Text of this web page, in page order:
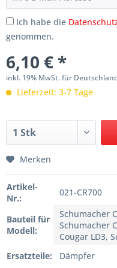
Ich habe die
genommen.
6,10 € *
inkl. 19% MwSt. für
Lieferzeit: 3-7 Tage
Merken
Artikel-
Nr.:
021-CR700
Bauteil für
Modell:
Schumacher
Schumacher
Cougar LD3,
Ersatzteile:
Dämpfer